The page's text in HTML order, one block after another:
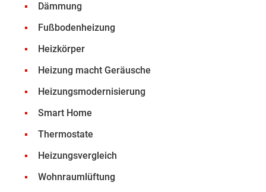
Dämmung
Fußbodenheizung
Heizkörper
Heizung macht Geräusche
Heizungsmodernisierung
Smart Home
Thermostate
Heizungsvergleich
Wohnraumlüftung